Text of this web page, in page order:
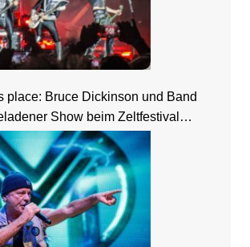
place: Bruce Dickinson und Band
Show beim Zeltfestival